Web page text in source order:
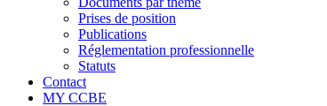
Prises de position
Publications
Réglementation professionnelle
Statuts
Contact
MY CCBE